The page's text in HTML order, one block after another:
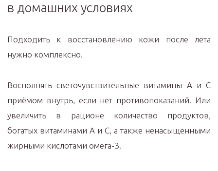
в домашних условиях
Подходить к восстановлению кожи после лета
нужно комплексно.
Восполнять светочувствительные витамины А и С
приёмом внутрь, если нет противопоказаний. Или
увеличить в рационе количество продуктов,
богатых витаминами А и С, а также ненасыщенными
жирными кислотами омега-3.